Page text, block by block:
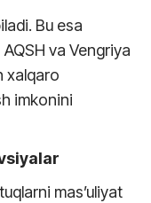
Bu esa
va Vengriya
xalqaro
imkonini
mas’uliyat